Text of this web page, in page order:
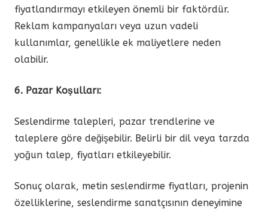
fiyatlandırmayı etkileyen önemli bir faktördür.
Reklam kampanyaları veya uzun vadeli
kullanımlar, genellikle ek maliyetlere neden
olabilir.
6. Pazar Koşulları:
Seslendirme talepleri, pazar trendlerine ve
taleplere göre değişebilir. Belirli bir dil veya tarzda
yoğun talep, fiyatları etkileyebilir.
Sonuç olarak, metin seslendirme fiyatları, projenin
özelliklerine, seslendirme sanatçısının deneyimine